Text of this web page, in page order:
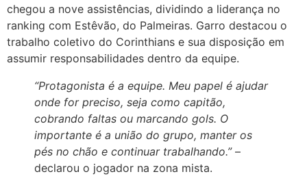
chegou a nove assistências, dividindo a liderança no
ranking com Estêvão, do Palmeiras. Garro destacou o
trabalho coletivo do Corinthians e sua disposição em
assumir responsabilidades dentro da equipe.
“Protagonista é a equipe. Meu papel é ajudar
onde for preciso, seja como capitão,
cobrando faltas ou marcando gols. O
importante é a união do grupo, manter os
pés no chão e continuar trabalhando.”–
declarou o jogador na zona mista.